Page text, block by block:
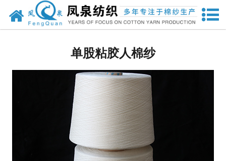
网站首页
竹纤维纱
其他纱线
其他针织面料
单股粘胶人棉纱